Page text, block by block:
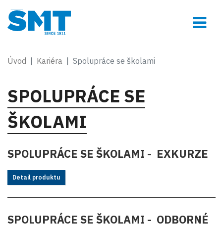
Úvod Kariéra Spolupráce se školami
SPOLUPRÁCE SE
ŠKOLAMI
SPOLUPRÁCE SE ŠKOLAMI - EXKURZE
Detail produktu
SPOLUPRÁCE SE ŠKOLAMI - ODBORNÉ